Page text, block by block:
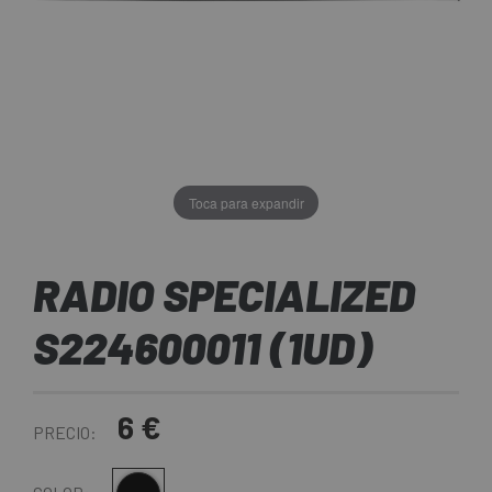
Toca para expandir
RADIO SPECIALIZED
S224600011 (1UD)
PRECIO: 6 €